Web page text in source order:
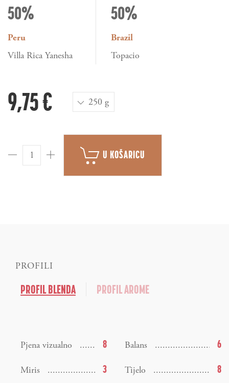
50%
Peru
Villa Rica Yanesha
50%
Brazil
Topacio
9,75 € 250 g
U KOŠARICU
PROFILI
PROFIL BLENDA PROFIL AROME
Pjena vizualno 8 Balans 6
Miris 3 Tijelo 8